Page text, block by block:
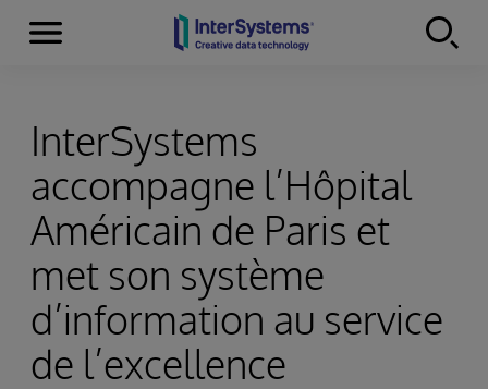
Skip to content
Menu
InterSystems
accompagne l’Hôpital
Américain de Paris et
met son système
d’information au service
de l’excellence